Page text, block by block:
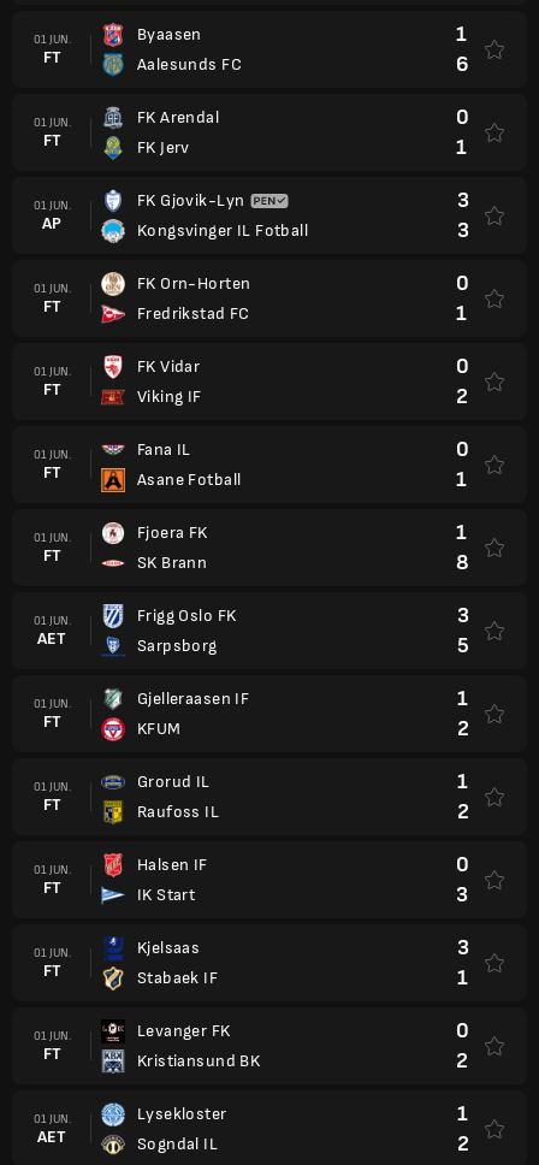
01 JUN.
FT
Byaasen
Aalesunds FC
1
6
01 JUN.
FT
FK Arendal
FK Jerv
0
1
01 JUN.
AP
FK Gjovik-Lyn
Kongsvinger IL Fotball
3
3
01 JUN.
FT
FK Orn-Horten
Fredrikstad FC
0
1
01 JUN.
FT
FK Vidar
Viking IF
0
2
01 JUN.
FT
Fana IL
Asane Fotball
0
1
01 JUN.
FT
Fjoera FK
SK Brann
1
8
01 JUN.
AET
Frigg Oslo FK
Sarpsborg
3
5
01 JUN.
FT
Gjelleraasen IF
KFUM
1
2
01 JUN.
FT
Grorud IL
Raufoss IL
1
2
01 JUN.
FT
Halsen IF
IK Start
0
3
01 JUN.
FT
Kjelsaas
Stabaek IF
3
1
01 JUN.
FT
Levanger FK
Kristiansund BK
0
2
01 JUN.
AET
Lysekloster
Sogndal IL
1
2